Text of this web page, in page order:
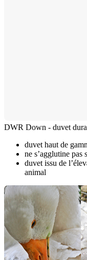
DWR Down - duvet
duvet haut de
ne s’agglutine pas
duvet issu de
animal